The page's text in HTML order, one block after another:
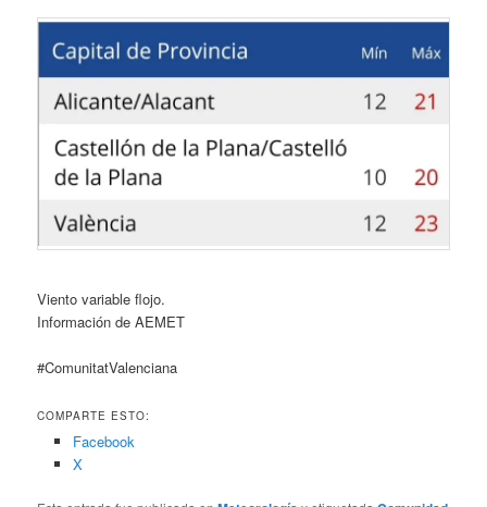
Viento variable flojo.
Información de AEMET
#ComunitatValenciana
COMPARTE ESTO:
Facebook
X